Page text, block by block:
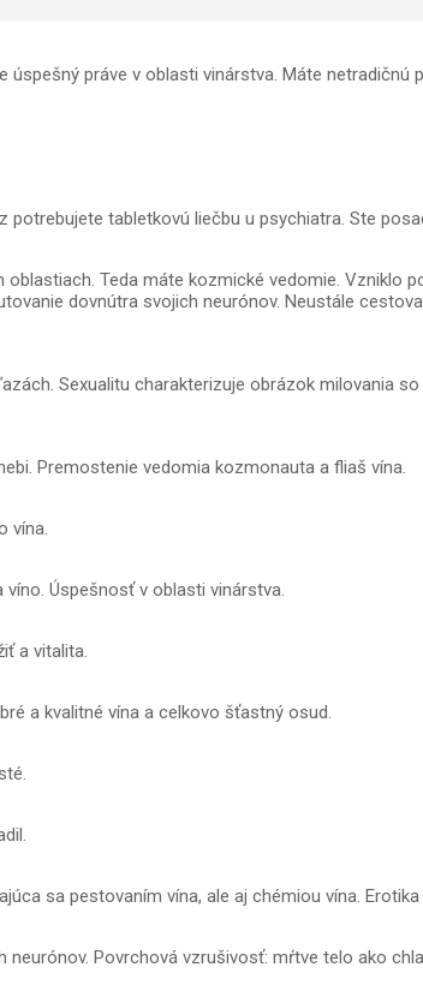
práve v oblasti vinárstva. Máte
potrebujete tabletkovú liečbu u psychiatra. Ste
Teda máte kozmické vedomie.
dovnútra svojich neurónov. Neustále
Sexualitu charakterizuje obrázok milovania
Premostenie vedomia kozmonauta a fliaš vína.
vína.
Úspešnosť v oblasti vinárstva.
a vitalita.
a kvalitné vína a celkovo šťastný osud.
sa pestovaním vína, ale aj chémiou vína. Erotika
Povrchová vzrušivosť: mŕtve telo ako